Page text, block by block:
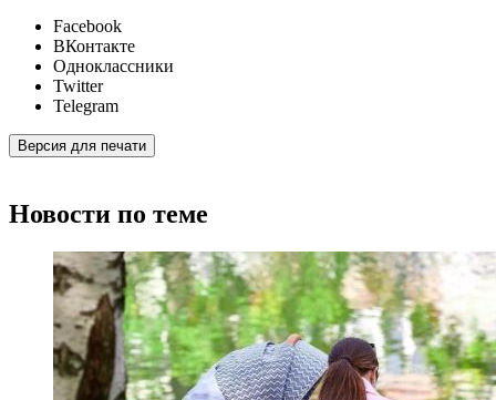
Facebook
ВКонтакте
Одноклассники
Twitter
Telegram
Версия для печати
Новости по теме